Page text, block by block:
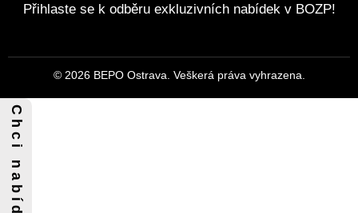
Přihlaste se k odběru exkluzivních nabídek v BOZP!
© 2026 BEPO Ostrava. Veškerá práva vyhrazena.
C h c i n a b í d k u